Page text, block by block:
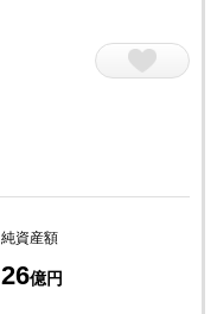
純資産額
26億円